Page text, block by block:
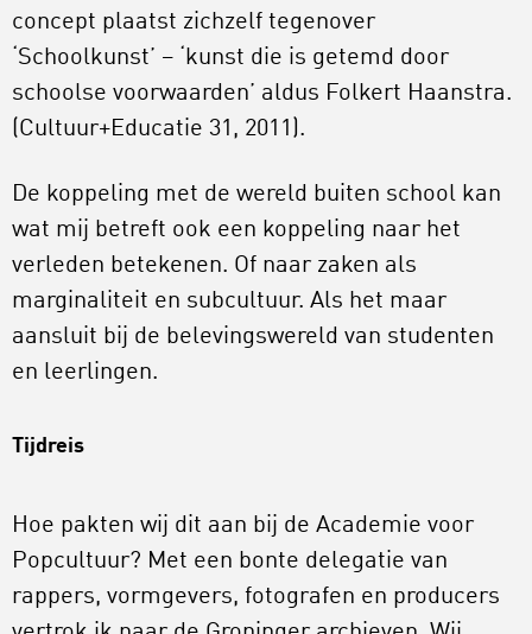
concept plaatst zichzelf tegenover
‘Schoolkunst’ – ‘kunst die is getemd door
schoolse voorwaarden’ aldus Folkert Haanstra.
(Cultuur+Educatie 31, 2011).
De koppeling met de wereld buiten school kan
wat mij betreft ook een koppeling naar het
verleden betekenen. Of naar zaken als
marginaliteit en subcultuur. Als het maar
aansluit bij de belevingswereld van studenten
en leerlingen.
Tijdreis
Hoe pakten wij dit aan bij de Academie voor
Popcultuur? Met een bonte delegatie van
rappers, vormgevers, fotografen en producers